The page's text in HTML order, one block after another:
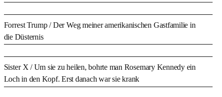
Forrest Trump/ Der Weg meiner amerikanischen Gastfamilie in
die Düsternis
Sister X/ Um sie zu heilen, bohrte man Rosemary Kennedy ein
Loch in den Kopf. Erst danach war sie krank